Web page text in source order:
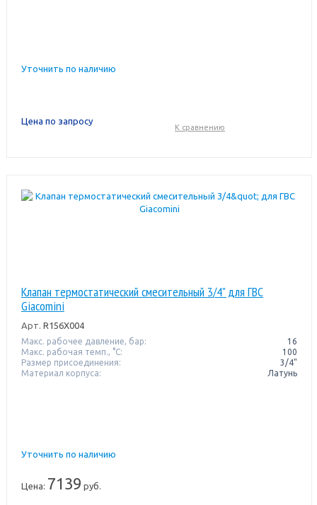
Уточнить по наличию
Цена по запросу
К сравнению
Клапан термостатический смесительный 3/4" для ГВС
Giacomini
Арт. R156X004
Макс. рабочее давление, бар:
16
Макс. рабочая темп., °С:
100
Размер присоединения:
3/4"
Материал корпуса:
Латунь
Уточнить по наличию
Цена: 7139 руб.